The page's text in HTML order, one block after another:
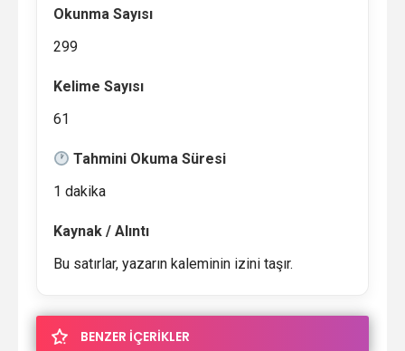
Okunma Sayısı
299
Kelime Sayısı
61
Tahmini Okuma Süresi
1 dakika
Kaynak / Alıntı
Bu satırlar, yazarın kaleminin izini taşır.
BENZER İÇERİKLER